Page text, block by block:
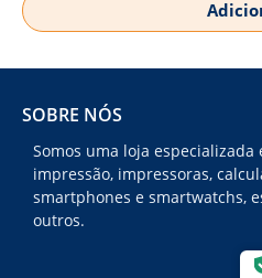
SOBRE NÓS
Somos uma loja
impressão, impressoras,
smartphones e smartwatchs,
outros.